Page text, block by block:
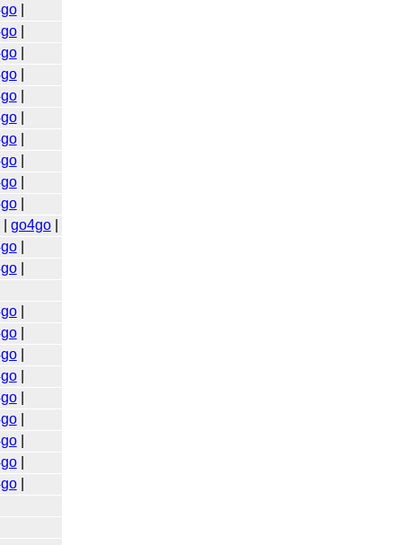
|
|
|
|
|
|
|
|
|
|
go4go|
|
|
|
|
|
|
|
|
|
|
|